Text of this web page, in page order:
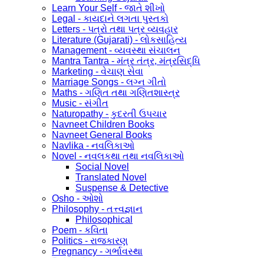
Learn Your Self - જાતે શીખો
Legal - કાયદાને લગતા પુસ્તકો
Letters - પત્રો તથા પત્ર વ્યવહાર
Literature (Gujarati) - લોકસાહિત્ય
Management - વ્યવસ્થા સંચાલન
Mantra Tantra - મંત્ર તંત્ર, મંત્રસિદ્ધિ
Marketing - વેચાણ સેવા
Marriage Songs - લગ્ન ગીતો
Maths - ગણિત તથા ગણિતશાસ્ત્ર
Music - સંગીત
Naturopathy - કુદરતી ઉપચાર
Navneet Children Books
Navneet General Books
Navlika - નવલિકાઓ
Novel - નવલકથા તથા નવલિકાઓ
Social Novel
Translated Novel
Suspense & Detective
Osho - ઓશો
Philosophy - તત્ત્વજ્ઞાન
Philosophical
Poem - કવિતા
Politics - રાજકારણ
Pregnancy - ગર્ભાવસ્થા